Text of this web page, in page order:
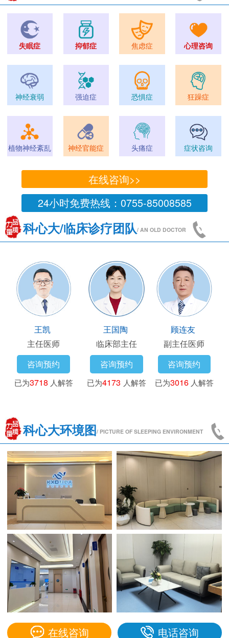
失眠症 抑郁症 焦虑症 心理咨询
神经衰弱 强迫症 恐惧症 狂躁症
植物神经紊乱 神经官能症 头痛症 症状咨询
在线咨询>>
24小时免费热线：0755-85008585
科心大/临床诊疗团队/ AN OLD DOCTOR
王凯
主任医师
咨询预约
已为3718 人解答
王国陶
临床部主任
咨询预约
已为4173 人解答
顾连友
副主任医师
咨询预约
已为3016 人解答
科心大环境图/ PICTURE OF SLEEPING ENVIRONMENT
在线咨询 电话咨询